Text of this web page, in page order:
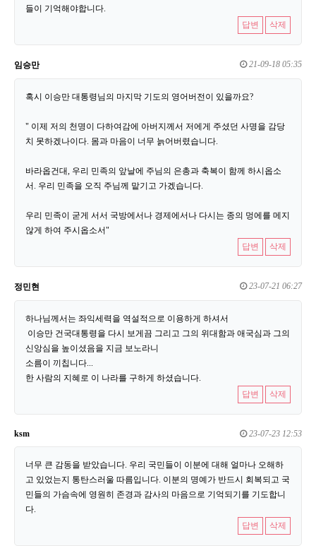
들이 기억해야합니다.
답변
삭제
임승만 21-09-18 05:35
혹시 이승만 대통령님의 마지막 기도의 영어버전이 있을까요?
" 이제 저의 천명이 다하여감에 아버지께서 저에게 주셨던 사명을 감당
치 못하겠나이다. 몸과 마음이 너무 늙어버렸습니다.
바라옵건대, 우리 민족의 앞날에 주님의 은총과 축복이 함께 하시옵소
서. 우리 민족을 오직 주님께 맡기고 가겠습니다.
우리 민족이 굳게 서서 국방에서나 경제에서나 다시는 종의 멍에를 메지
않게 하여 주시옵소서"
답변
삭제
정민현 23-07-21 06:27
하나님께서는 좌익세력을 역설적으로 이용하게 하셔서
이승만 건국대통령을 다시 보게끔 그리고 그의 위대함과 애국심과 그의
신앙심을 높이셨음을 지금 보노라니
소름이 끼칩니다...
한 사람의 지혜로 이 나라를 구하게 하셨습니다.
답변
삭제
ksm 23-07-23 12:53
너무 큰 감동을 받았습니다. 우리 국민들이 이분에 대해 얼마나 오해하
고 있었는지 통탄스러울 따름입니다. 이분의 명예가 반드시 회복되고 국
민들의 가슴속에 영원히 존경과 감사의 마음으로 기억되기를 기도합니
다.
답변
삭제